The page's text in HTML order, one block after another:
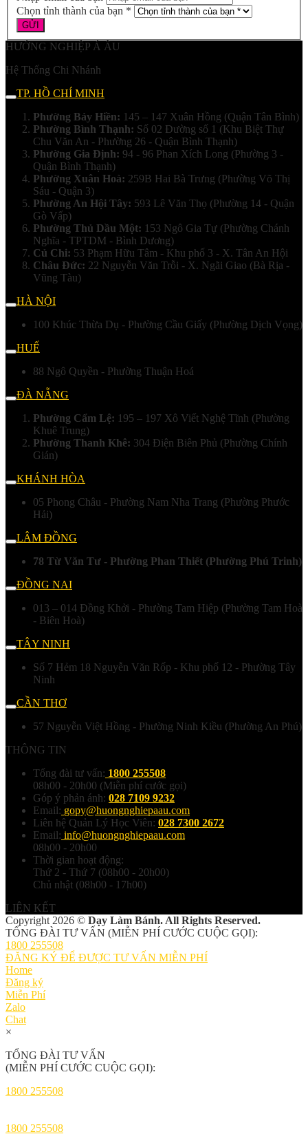
Chọn tỉnh thành của bạn *
HƯỚNG NGHIỆP Á ÂU
Hệ Thống Chi Nhánh
TP. HỒ CHÍ MINH
Phường Bảy Hiền: 145 – 147 Xuân Hồng (Quận Tân Bình)
Phường Bình Thạnh: Số 02 Đường số 1 (Khu Biệt Thự
Chu Văn An - Phường 26 - Quận Bình Thạnh)
Phường Gia Định: 94 - 96 Phan Xích Long (Phường 3 -
Quận Bình Thạnh)
Phường Xuân Hoà: 259B Hai Bà Trưng (Phường Võ Thị
Sáu - Quận 3)
Phường An Hội Tây: 593 Lê Văn Thọ (Phường 14 - Quận
Gò Vấp)
Phường Thủ Dầu Một: 153 Ngô Gia Tự (Phường Chánh
Nghĩa - TPTDM - Bình Dương)
Củ Chi: 53 Phạm Hữu Tâm - Khu phố 3 - X. Tân An Hội
Châu Đức: 22 Nguyễn Văn Trỗi - X. Ngãi Giao (Bà Rịa -
Vũng Tàu)
HÀ NỘI
100 Khúc Thừa Dụ - Phường Cầu Giấy (Phường Dịch Vọng)
HUẾ
88 Ngô Quyền - Phường Thuận Hoá
ĐÀ NẴNG
Phường Cẩm Lệ: 195 – 197 Xô Viết Nghệ Tĩnh (Phường
Khuê Trung)
Phường Thanh Khê: 304 Điện Biên Phủ (Phường Chính
Gián)
KHÁNH HÒA
05 Phong Châu - Phường Nam Nha Trang (Phường Phước
Hải)
LÂM ĐỒNG
78 Từ Văn Tư - Phường Phan Thiết (Phường Phú Trinh)
ĐỒNG NAI
013 – 014 Đồng Khởi - Phường Tam Hiệp (Phường Tam Hoà
- Biên Hoà)
TÂY NINH
Số 7 Hẻm 18 Nguyễn Văn Rốp - Khu phố 12 - Phường Tây
Ninh
CẦN THƠ
57 Nguyễn Việt Hồng - Phường Ninh Kiều (Phường An Phú)
THÔNG TIN
Tổng đài tư vấn: 1800 255508
08h00 - 20h00 (Miễn phí cước gọi)
Góp ý phản ánh: 028 7109 9232
Email: gopy@huongnghiepaau.com
Liên hệ Quản Lý Học Viên: 028 7300 2672
Email: info@huongnghiepaau.com
08h00 - 20h00
Thời gian hoạt động:
Thứ 2 - Thứ 7 (08h00 - 20h00)
Chủ nhật (08h00 - 17h00)
LIÊN KẾT
Copyright 2026 © Dạy Làm Bánh. All Rights Reserved.
TỔNG ĐÀI TƯ VẤN (MIỄN PHÍ CƯỚC CUỘC GỌI):
1800 255508
ĐĂNG KÝ ĐỂ ĐƯỢC TƯ VẤN MIỄN PHÍ
Home
Đăng ký
Miễn Phí
Zalo
Chat
×
TỔNG ĐÀI TƯ VẤN
(MIỄN PHÍ CƯỚC CUỘC GỌI):
1800 255508
1800 255508